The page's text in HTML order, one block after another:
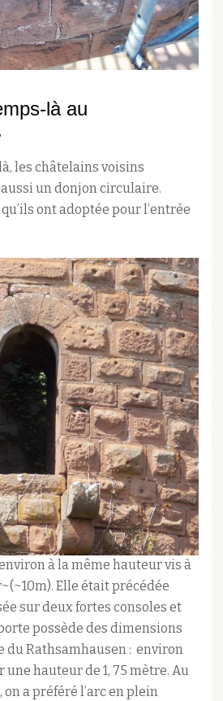
là au
les châtelains voisins
un donjon circulaire.
ont adoptée pour l’entrée
à la même hauteur vis à
Elle était précédée
sur deux fortes consoles et
possède des dimensions
du Rathsamhausen : environ
une hauteur de 1, 75 mètre. Au
a préféré l’arc en plein